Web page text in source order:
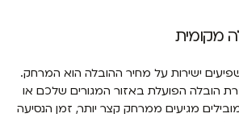
מקומית
ישירות על מחיר ההובלה הוא המרחק.
הובלה הפועלת באזור המגורים שלכם או
מגיעים ממרחק קצר יותר, זמן הנסיעה